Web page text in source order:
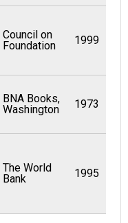
Council on
Foundation
1999
BNA Books,
Washington
1973
The World
Bank
1995